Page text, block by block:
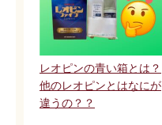
レオピンの青い箱とは？
他のレオピンとはなにが
違うの？？